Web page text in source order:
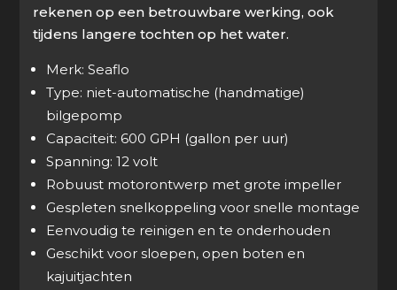
rekenen op een betrouwbare werking, ook
tijdens langere tochten op het water.
Merk: Seaflo
Type: niet-automatische (handmatige)
bilgepomp
Capaciteit: 600 GPH (gallon per uur)
Spanning: 12 volt
Robuust motorontwerp met grote impeller
Gespleten snelkoppeling voor snelle montage
Eenvoudig te reinigen en te onderhouden
Geschikt voor sloepen, open boten en
kajuitjachten